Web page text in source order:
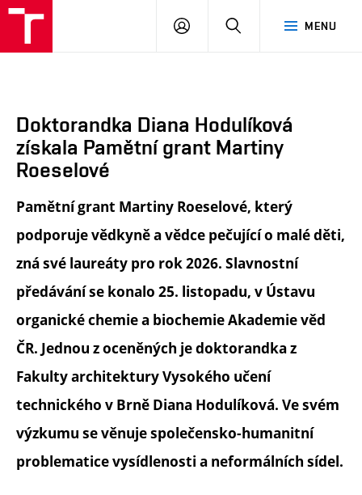
MENU
PŘIHLÁSIT
Doktorandka Diana Hodulíková
získala Pamětní grant Martiny
Roeselové
Pamětní grant Martiny Roeselové, který
podporuje vědkyně a vědce pečující o malé děti,
zná své laureáty pro rok 2026. Slavnostní
předávání se konalo 25. listopadu, v Ústavu
organické chemie a biochemie Akademie věd
ČR. Jednou z oceněných je doktorandka z
Fakulty architektury Vysokého učení
technického v Brně Diana Hodulíková. Ve svém
výzkumu se věnuje společensko-humanitní
problematice vysídlenosti a neformálních sídel.